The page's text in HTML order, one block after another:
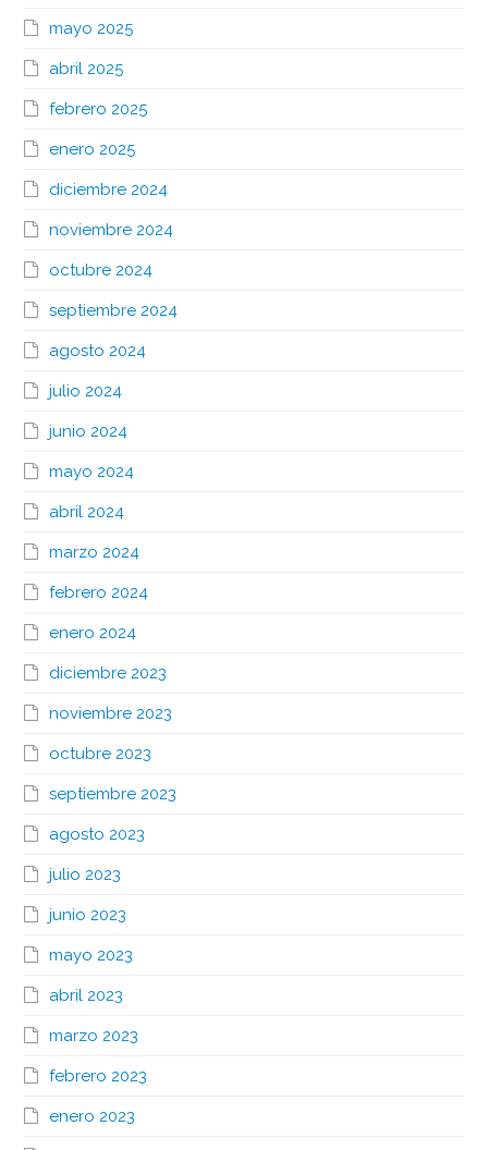
mayo 2025
abril 2025
febrero 2025
enero 2025
diciembre 2024
noviembre 2024
octubre 2024
septiembre 2024
agosto 2024
julio 2024
junio 2024
mayo 2024
abril 2024
marzo 2024
febrero 2024
enero 2024
diciembre 2023
noviembre 2023
octubre 2023
septiembre 2023
agosto 2023
julio 2023
junio 2023
mayo 2023
abril 2023
marzo 2023
febrero 2023
enero 2023